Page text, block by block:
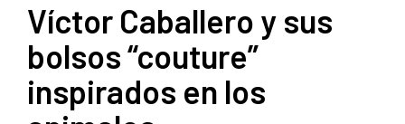
Víctor Caballero y sus
bolsos “couture”
inspirados en los